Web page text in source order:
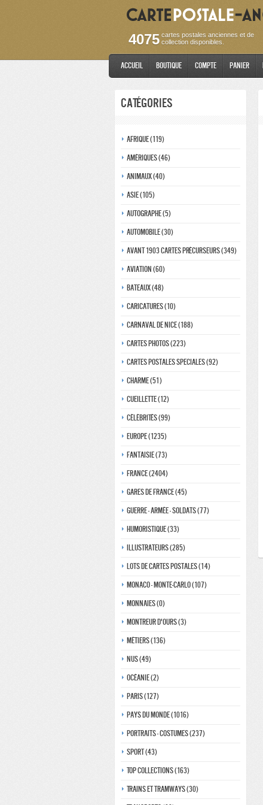
4075 cartes postales anciennes et de
collection disponibles.
Accueil Boutique Compte Panier
Catégories
Afrique (119)
Amériques (46)
Animaux (40)
Asie (105)
Autographe (5)
Automobile (30)
Avant 1903 Cartes précurseurs (349)
Aviation (60)
Bateaux (48)
Caricatures (10)
Carnaval de nice (188)
Cartes photos (223)
Cartes postales speciales (92)
Charme (51)
Cueillette (12)
Célébrités (99)
Europe (1235)
Fantaisie (73)
France (2404)
Gares de france (45)
Guerre - Armée - Soldats (77)
Humoristique (33)
Illustrateurs (285)
Lots de Cartes Postales (14)
Monaco - monte-carlo (107)
Monnaies (0)
Montreur d'ours (3)
Métiers (136)
Nus (49)
Océanie (2)
Paris (127)
Pays du monde (1016)
Portraits - costumes (237)
Sport (43)
Top collections (163)
Trains et tramways (30)